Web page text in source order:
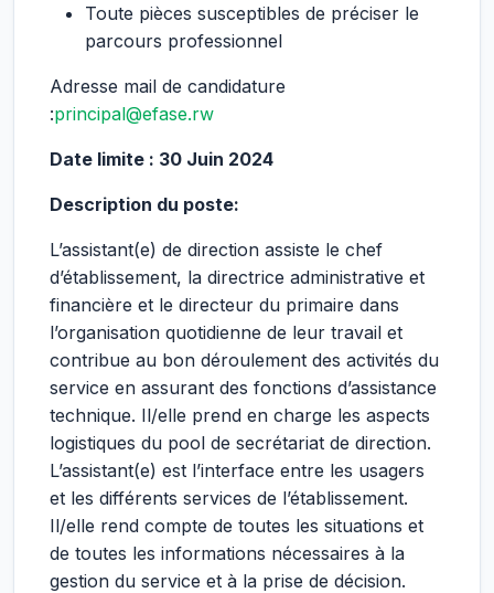
Toute pièces susceptibles de préciser le
parcours professionnel
Adresse mail de candidature
:principal@efase.rw
Date limite : 30 Juin 2024
Description du poste:
L’assistant(e) de direction assiste le chef
d’établissement, la directrice administrative et
financière et le directeur du primaire dans
l’organisation quotidienne de leur travail et
contribue au bon déroulement des activités du
service en assurant des fonctions d’assistance
technique. Il/elle prend en charge les aspects
logistiques du pool de secrétariat de direction.
L’assistant(e) est l’interface entre les usagers
et les différents services de l’établissement.
Il/elle rend compte de toutes les situations et
de toutes les informations nécessaires à la
gestion du service et à la prise de décision.